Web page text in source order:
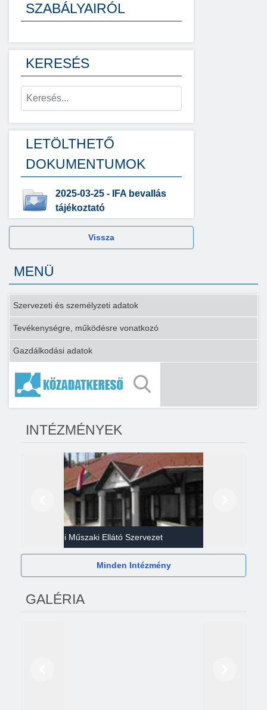
SZABÁLYAIRÓL
KERESÉS
LETÖLTHETŐ
DOKUMENTUMOK
2025-03-25 - IFA bevallás
tájékoztató
Vissza
MENÜ
Szervezeti és személyzeti adatok
Tevékenységre, működésre vonatkozó
Gazdálkodási adatok
INTÉZMÉNYEK
Gazdasági Műszaki Ellátó Szervezet
Minden Intézmény
GALÉRIA